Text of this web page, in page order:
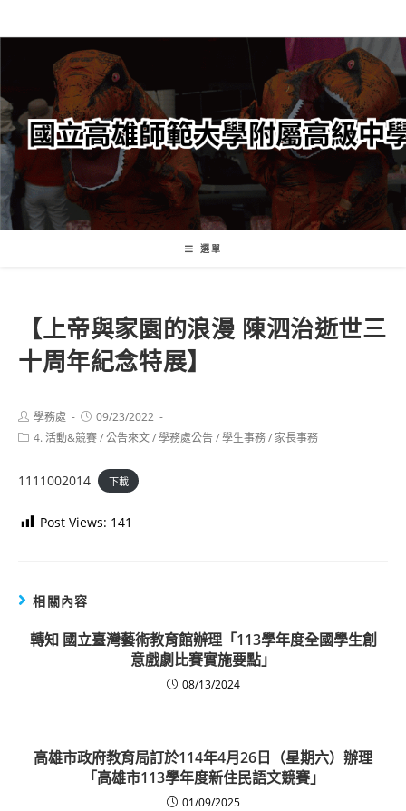
轉
要
內
容
選單
【上帝與家園的浪漫 陳泗治逝世三
十周年紀念特展】
Post
author:
學務處
Post
published:
09/23/2022
Post4. 活動&競賽/公告來文/學務處公告/學生事務/ 家長事務
1111002014 下載
Post Views: 141
相關內容
轉知 國立臺灣藝術教育館辦理「113學年度全國學生創
意戲劇比賽實施要點」
08/13/2024
高雄市政府教育局訂於114年4月26日（星期六）辦理
「高雄市113學年度新住民語文競賽」
01/09/2025